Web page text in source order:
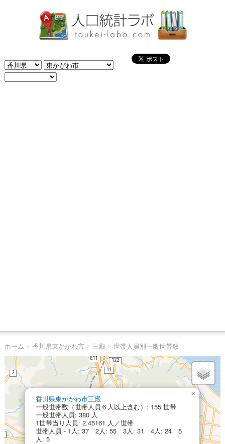
ホーム > 香川県東かがわ市> 三殿 > 世帯人員別一般世帯数
香川県東かがわ市三殿
一般世帯数（世帯人員６人以上含む）: 155 世帯
一般世帯人員: 380 人
1世帯当り人員: 2.45161 人／世帯
世帯人員 - 1人: 37 2人: 55 3人: 31 4人: 24 5
人: 5
×